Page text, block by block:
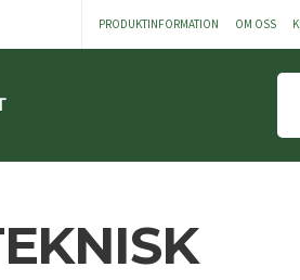
PRODUKTINFORMATION OM OSS